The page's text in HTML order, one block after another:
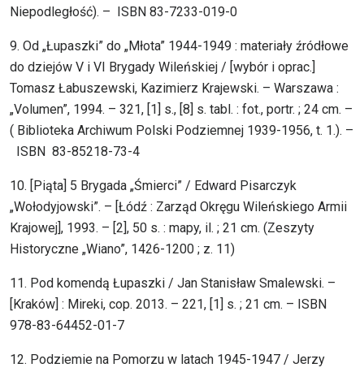
Niepodległość). – ISBN 83-7233-019-0
9. Od „Łupaszki” do „Młota” 1944-1949 : materiały źródłowe
do dziejów V i VI Brygady Wileńskiej / [wybór i oprac.]
Tomasz Łabuszewski, Kazimierz Krajewski. – Warszawa :
„Volumen”, 1994. – 321, [1] s., [8] s. tabl. : fot., portr. ; 24 cm. –
( Biblioteka Archiwum Polski Podziemnej 1939-1956, t. 1.). –
ISBN 83-85218-73-4
10. [Piąta] 5 Brygada „Śmierci” / Edward Pisarczyk
„Wołodyjowski”. – [Łódź : Zarząd Okręgu Wileńskiego Armii
Krajowej], 1993. – [2], 50 s. : mapy, il. ; 21 cm. (Zeszyty
Historyczne „Wiano”, 1426-1200 ; z. 11)
11. Pod komendą Łupaszki / Jan Stanisław Smalewski. –
[Kraków] : Mireki, cop. 2013. – 221, [1] s. ; 21 cm. – ISBN
978-83-64452-01-7
12. Podziemie na Pomorzu w latach 1945-1947 / Jerzy